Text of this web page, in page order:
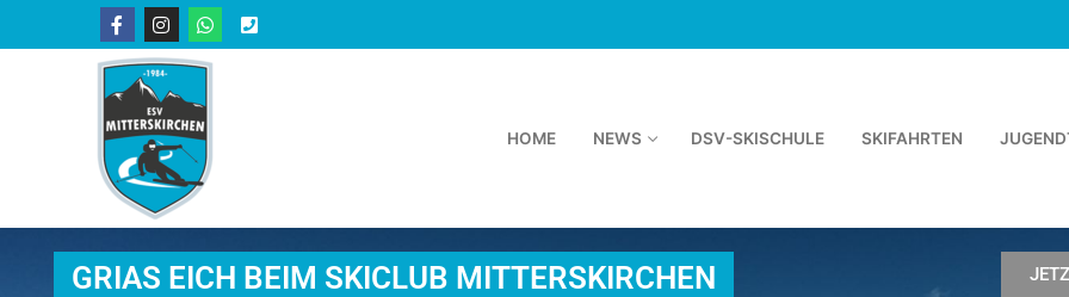
HOME NEWS DSV-SKISCHULE SKIFAHRTEN
GRIAS EICH BEIM SKICLUB MITTERSKIRCHEN